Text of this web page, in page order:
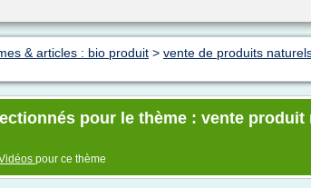
& articles : bio produit > vente de produits
pour le thème : vente produit
pour ce thème